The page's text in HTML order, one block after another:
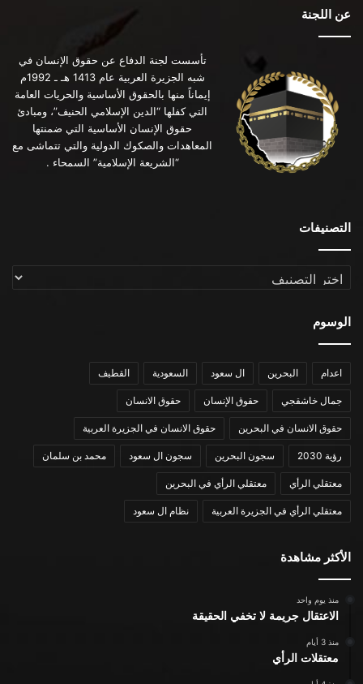
عن اللجنة
تأسست لجنة الدفاع عن حقوق الإنسان في
شبه الجزيرة العربية عام 1413 هـ ـ 1992م
إيماناً منها بالحقوق الأساسية والحريات العامة
التي كفلها “الدين الإسلامي الحنيف”، ومبادئ
حقوق الإنسان الأساسية التي ضمنتها
المعاهدات والصكوك الدولية والتي تتماشى مع
“الشريعة الإسلامية” السمحاء .
التصنيفات
التصنيفات
الوسوم
اعدام البحرين ال سعود السعودية القطيف
جمال خاشقجي حقوق الإنسان حقوق الانسان
حقوق الانسان في البحرين حقوق الانسان في الجزيرة العربية
رؤية 2030 سجون البحرين سجون ال سعود محمد بن سلمان
معتقلي الرأي معتقلي الرأي في البحرين
معتقلي الرأي في الجزيرة العربية نظام ال سعود
الأكثر مشاهدة
منذ يوم واحد
الاعتقال جريمة لا تخفي الحقيقة
منذ 3 أيام
معتقلات الرأي